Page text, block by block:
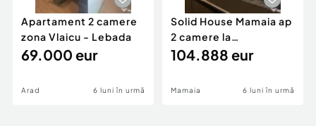
Apartament 2 camere
zona Vlaicu - Lebada
69.000 eur
Arad 6 luni în urmă
Solid House Mamaia ap
2 camere la
cheie,langa Mega
104.888 eur
Mamaia 6 luni în urmă